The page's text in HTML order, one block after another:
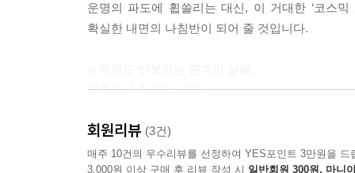
4) 주어진 운명을 넘어서는 길, 명상
8. 카르마의 두 번째 끈, 욕망
9. 카르마의 세 번째 끈: 행위
1) 행위가 빚어내는 환경과 육체
운명의 파도에 휩쓸리는 대신, 이 거대한 ‘코스
확실한 내면의 나침반이 되어 줄 것입니다.
기회가 스쳐 가는 이유,
혹시 이런 문제들 앞에서 자신의 운명을 탓하며
회원리뷰 (3건)
매주 10건의 우수리뷰를 선정하여 YES포인트 3만원을 드
3,000원 이상 구매 후 리뷰 작성 시 일반회원 300원, 마니